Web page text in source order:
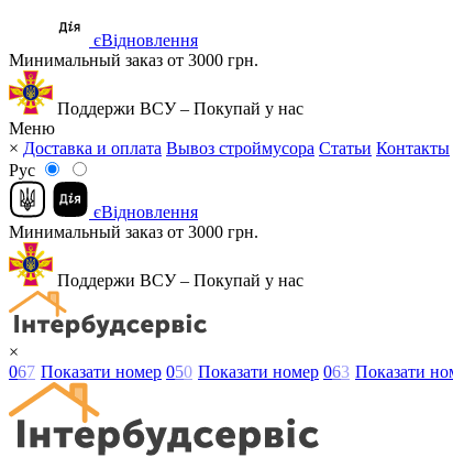
єВідновлення
Минимальный заказ от 3000 грн.
Поддержи ВСУ – Покупай у нас
Меню
× Доставка и оплата Вывоз строймусора Статьи Контакты
Рус
єВідновлення
Минимальный заказ от 3000 грн.
Поддержи ВСУ – Покупай у нас
×
067 Показати номер 050 Показати номер 063 Показати